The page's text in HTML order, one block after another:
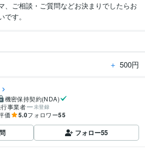
、ご相談・ご質問などお決まりでしたらお
す。
＋ 500円
機密保持契約(NDA)
事業者
未登録
価 5.0フォロワー55
フォロー55